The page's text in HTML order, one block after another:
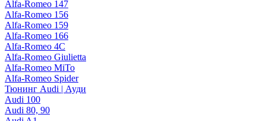
Alfa-Romeo 147
Alfa-Romeo 156
Alfa-Romeo 159
Alfa-Romeo 166
Alfa-Romeo 4C
Alfa-Romeo Giulietta
Alfa-Romeo MiTo
Alfa-Romeo Spider
Тюнинг Audi | Ауди
Audi 100
Audi 80, 90